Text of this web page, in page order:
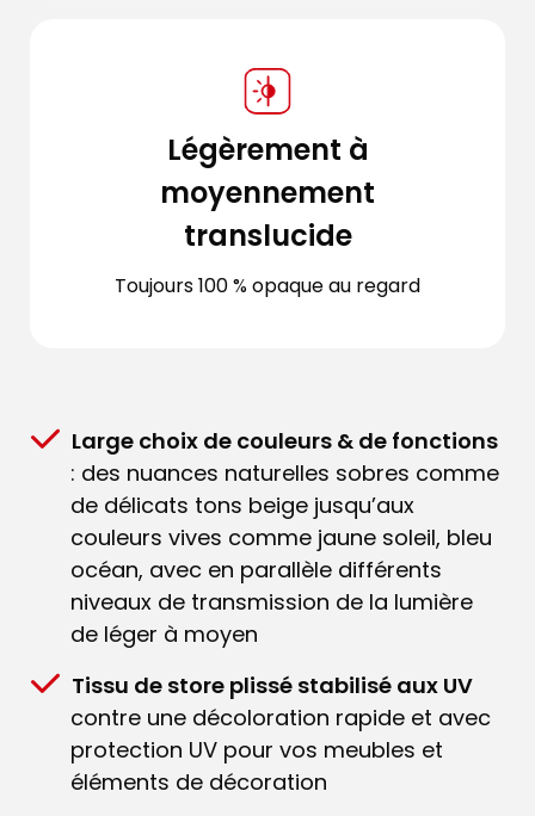
Légèrement à
moyennement
translucide
Toujours 100 % opaque au regard
Large choix de couleurs & de fonctions
: des nuances naturelles sobres comme
de délicats tons beige jusqu’aux
couleurs vives comme jaune soleil, bleu
océan, avec en parallèle différents
niveaux de transmission de la lumière
de léger à moyen
Tissu de store plissé stabilisé aux UV
contre une décoloration rapide et avec
protection UV pour vos meubles et
éléments de décoration